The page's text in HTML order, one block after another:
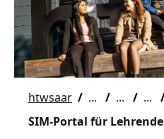
htwsaar
SIM-Portal für Lehrende